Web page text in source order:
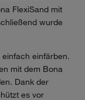
FlexiSand mit
wurde
einfärben.
mit dem Bona
Dank der
es vor